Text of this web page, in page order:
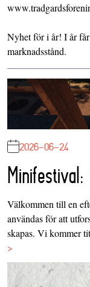
Nyhet för i år! I år
marknadsstånd.
2026-06-24
Välkommen till en
användas för att
skapas. Vi kommer
>